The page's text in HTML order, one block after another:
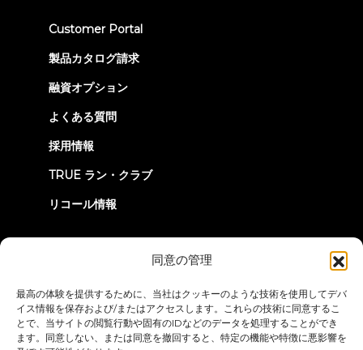
同意の管理
最高の体験を提供するために、当社はクッキーのような技術を使用してデバ
イス情報を保存および/またはアクセスします。これらの技術に同意するこ
とで、当サイトの閲覧行動や固有のIDなどのデータを処理することができ
ます。同意しない、または同意を撤回すると、特定の機能や特徴に悪影響を
Customer Portal(opens
製品カタログ請求
融資オプション
よくある質問
採用情報
TRUE ラン・クラブ
リコール情報